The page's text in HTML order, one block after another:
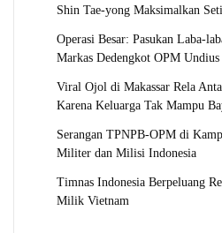
Shin Tae-yong Maksimalkan
Operasi Besar: Pasukan Laba-
Markas Dedengkot OPM
Viral Ojol di Makassar Rela
Karena Keluarga Tak Mampu
Serangan TPNPB-OPM di
Militer dan Milisi Indonesia
Timnas Indonesia Berpeluang
Milik Vietnam